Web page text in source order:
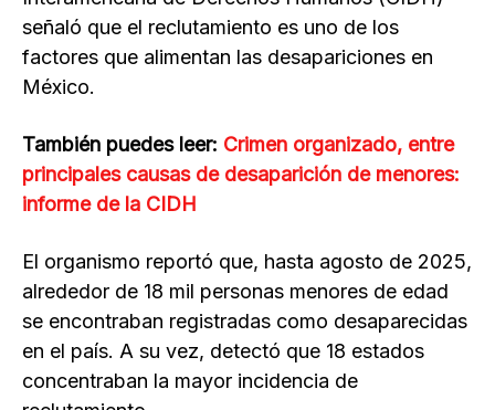
señaló que el reclutamiento es uno de los
factores que alimentan las desapariciones en
México.
También puedes leer: Crimen organizado, entre
principales causas de desaparición de menores:
informe de la CIDH
El organismo reportó que, hasta agosto de 2025,
alrededor de 18 mil personas menores de edad
se encontraban registradas como desaparecidas
en el país. A su vez, detectó que 18 estados
concentraban la mayor incidencia de